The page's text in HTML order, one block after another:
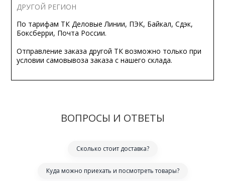
ДРУГОЙ РЕГИОН
По тарифам ТК Деловые Линии, ПЭК, Байкал, Сдэк,
Боксберри, Почта России.
Отправление заказа другой ТК возможно только при
условии самовывоза заказа с нашего склада.
ВОПРОСЫ И ОТВЕТЫ
Сколько стоит доставка?
Куда можно приехать и посмотреть товары?